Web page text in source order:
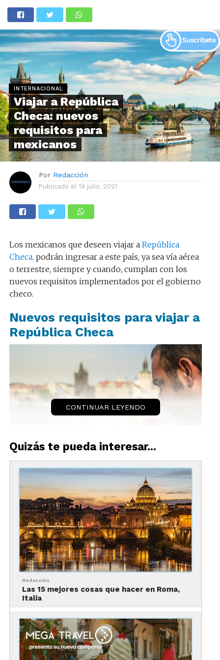
INTERNACIONAL
Viajar a República
Checa: nuevos
requisitos para
mexicanos
Por Redacción
Publicado el 19 julio, 2021
Los mexicanos que deseen viajar a República
Checa, podrán ingresar a este país, ya sea vía aérea
o terrestre, siempre y cuando, cumplan con los
nuevos requisitos implementados por el gobierno
checo.
Nuevos requisitos para viajar a
República Checa
México es clasificado por las autoridades de
República Checacomo un país de muy alto riesgo
donde la circulación del virus es considerada
activa. Por ello, los mexicanos deben cumplir con
ciertos requisitos que enlistamos a continuación:
Todos los viajeros sin importar su
lugar de residencia deberán llenar el
formulario de llegada.
Prueba PCR con resultado negativo
realizado 72 horas antes del vuelo. Es
fundamental presentar el documento
Al llegar a la República Checa, los
viajeros mexicanos deberán realizar
un test PCR entre mínimo 5 días y
CONTINUAR LEYENDO
Quizás te pueda interesar...
Redacción
Las 15 mejores cosas que hacer en Roma,
Italia